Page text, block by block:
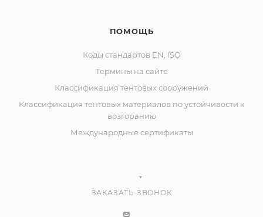
ПОМОЩЬ
Коды стандартов EN, ISO
Термины на сайте
Классификация тентовых сооружений
Классификация тентовых материалов по устойчивости к
возгоранию
Международные сертификаты
ЗАКАЗАТЬ ЗВОНОК